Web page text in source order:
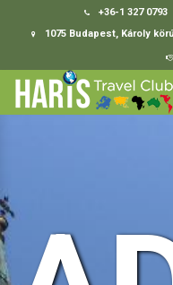
+36-1 327 0793
1075 Budapest, Károly